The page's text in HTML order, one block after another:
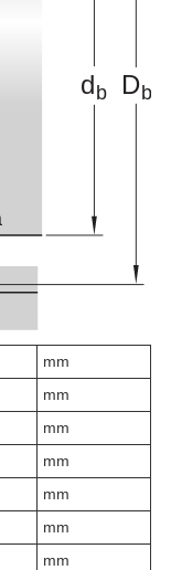
mm
mm
mm
mm
mm
mm
mm